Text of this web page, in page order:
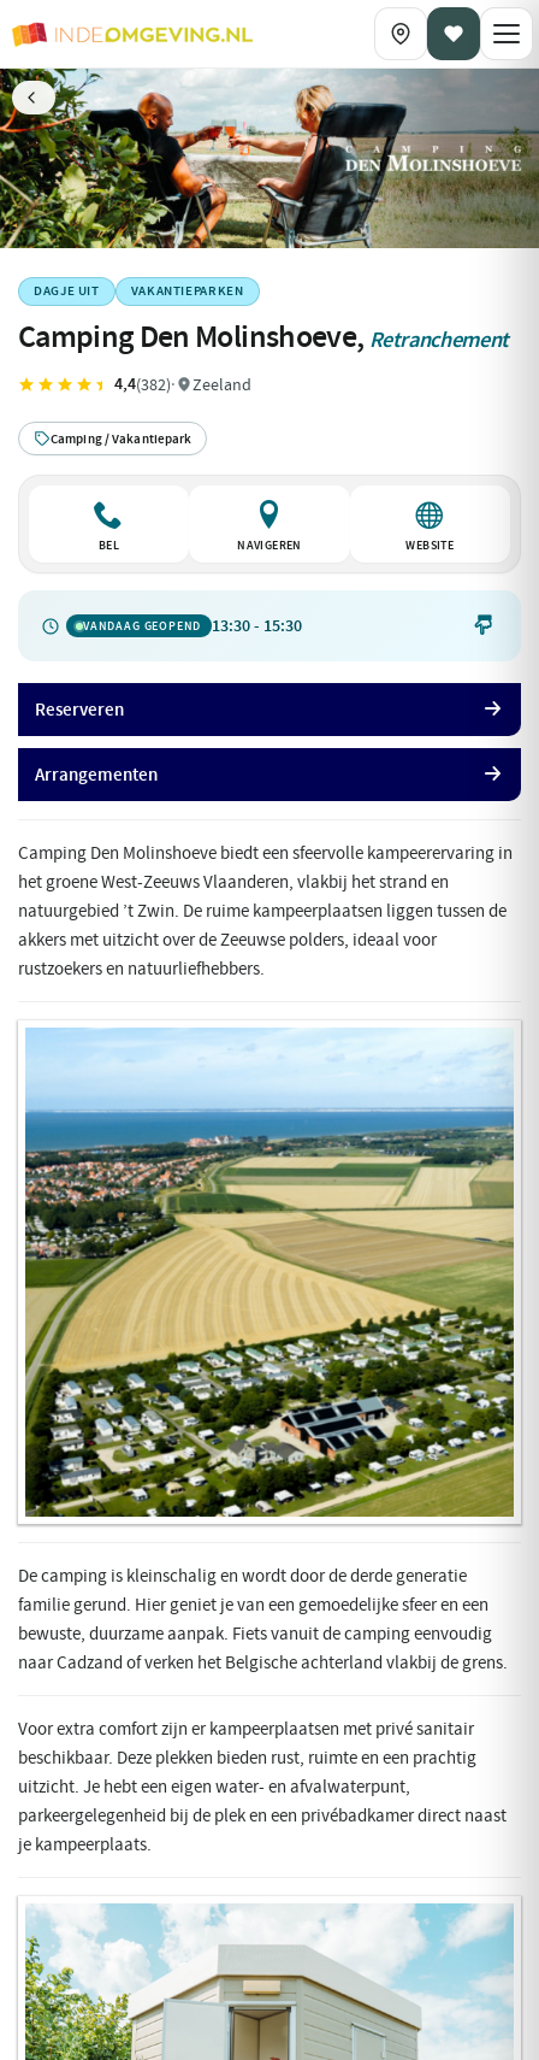
DAGJE UIT VAKANTIEPARKEN
Camping Den Molinshoeve, Retranchement
4,4(382)· Zeeland
Camping / Vakantiepark
BEL NAVIGEREN WEBSITE
VANDAAG GEOPEND 13:30 - 15:30 
Reserveren
Arrangementen
Camping Den Molinshoeve biedt een sfeervolle kampeerervaring in
het groene West-Zeeuws Vlaanderen, vlakbij het strand en
natuurgebied ’t Zwin. De ruime kampeerplaatsen liggen tussen de
akkers met uitzicht over de Zeeuwse polders, ideaal voor
rustzoekers en natuurliefhebbers.
De camping is kleinschalig en wordt door de derde generatie
familie gerund. Hier geniet je van een gemoedelijke sfeer en een
bewuste, duurzame aanpak. Fiets vanuit de camping eenvoudig
naar Cadzand of verken het Belgische achterland vlakbij de grens.
Voor extra comfort zijn er kampeerplaatsen met privé sanitair
beschikbaar. Deze plekken bieden rust, ruimte en een prachtig
uitzicht. Je hebt een eigen water- en afvalwaterpunt,
parkeergelegenheid bij de plek en een privébadkamer direct naast
je kampeerplaats.